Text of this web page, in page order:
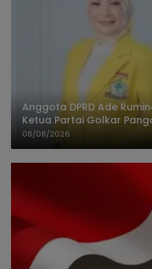
Anggota DPRD Ade
Ketua Partai Golkar
08/08/2026